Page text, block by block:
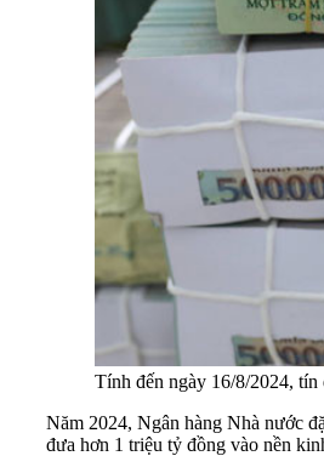
Tính đến ngày 16/8/2024,
Năm 2024, Ngân hàng Nhà nước
đưa hơn 1 triệu tỷ đồng vào nền